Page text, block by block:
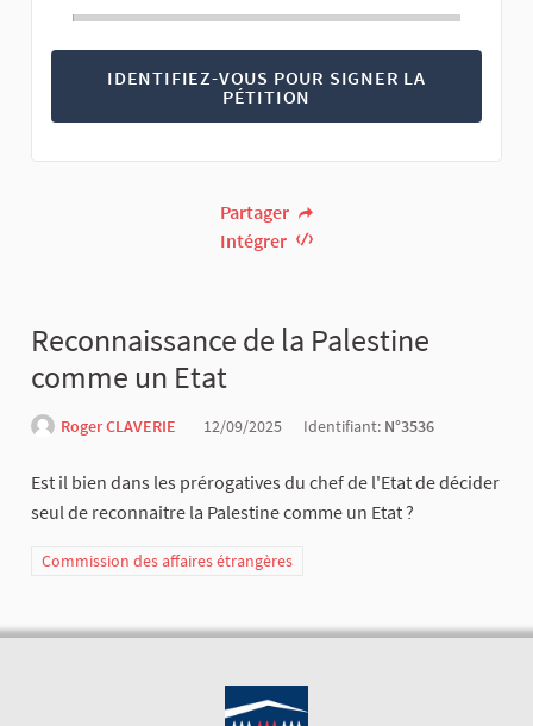
IDENTIFIEZ-VOUS POUR SIGNER LA
PÉTITION
Partager
Intégrer
Reconnaissance de la Palestine
comme un Etat
Roger CLAVERIE 12/09/2025 Identifiant: N°3536
Est il bien dans les prérogatives du chef de l'Etat de décider
seul de reconnaitre la Palestine comme un Etat ?
Commission des affaires étrangères